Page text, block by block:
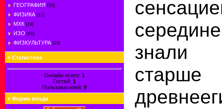
ГЕОГРАФИЯ [50]
ФИЗИКА [12]
МХК [19]
ИЗО [61]
ФИЗКУЛЬТУРА [23]
» Статистика
Онлайн всего: 1
Гостей: 1
Пользователей: 0
» Форма входа
знали
старше